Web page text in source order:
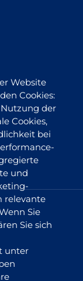
Website
Cookies:
der
Cookies,
bei
und
relevante
Sie
Sie sich
unter